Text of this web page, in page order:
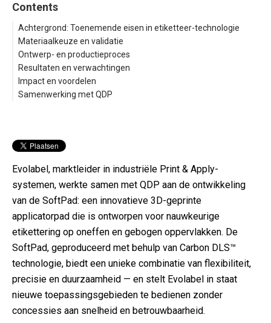
Contents
Achtergrond: Toenemende eisen in etiketteer-technologie
Materiaalkeuze en validatie
Ontwerp- en productieproces
Resultaten en verwachtingen
Impact en voordelen
Samenwerking met QDP
Evolabel, marktleider in industriële Print & Apply-
systemen, werkte samen met QDP aan de ontwikkeling
van de SoftPad: een innovatieve 3D-geprinte
applicatorpad die is ontworpen voor nauwkeurige
etikettering op oneffen en gebogen oppervlakken. De
SoftPad, geproduceerd met behulp van Carbon DLS™
technologie, biedt een unieke combinatie van flexibiliteit,
precisie en duurzaamheid — en stelt Evolabel in staat
nieuwe toepassingsgebieden te bedienen zonder
concessies aan snelheid en betrouwbaarheid.